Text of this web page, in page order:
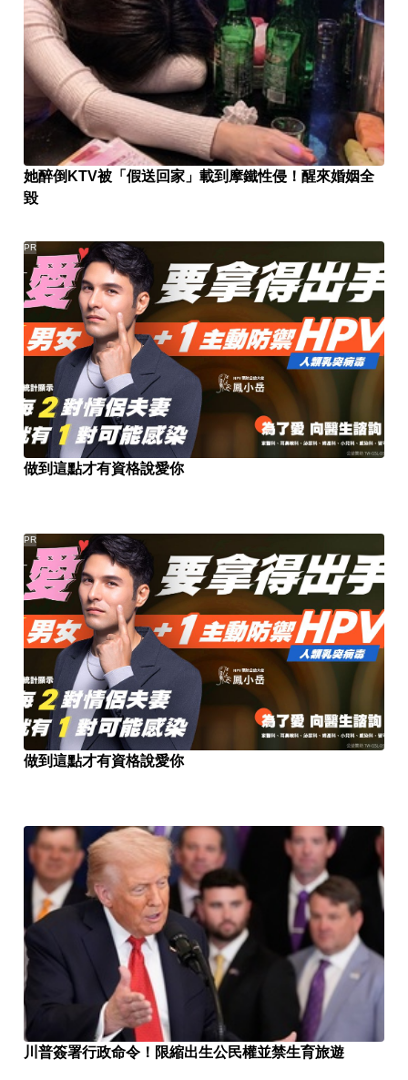
她醉倒KTV被「假送回家」載到摩鐵性侵！醒來婚姻全
毀
做到這點才有資格說愛你
PR
做到這點才有資格說愛你
PR
川普簽署行政命令！限縮出生公民權並禁生育旅遊